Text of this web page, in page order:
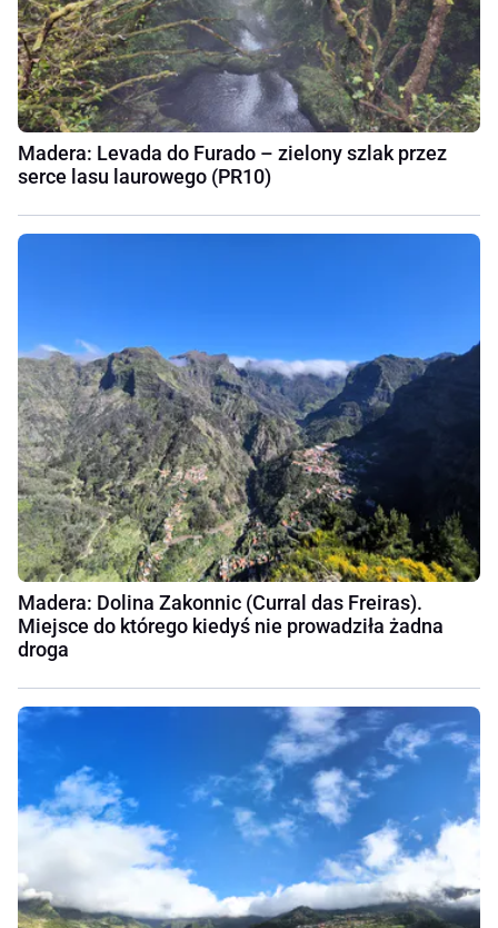
Madera: Levada do Furado – zielony szlak przez
serce lasu laurowego (PR10)
Madera: Dolina Zakonnic (Curral das Freiras).
Miejsce do którego kiedyś nie prowadziła żadna
droga